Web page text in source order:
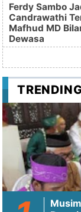
Ferdy Sambo
Candrawathi
Mafhud MD
Dewasa